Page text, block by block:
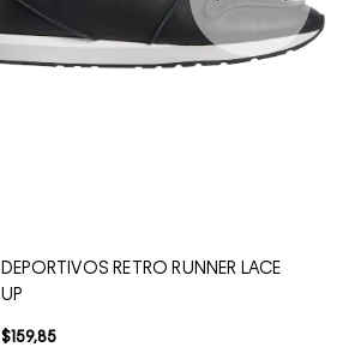
DEPORTIVOS RETRO RUNNER LACE
UP
$159,85